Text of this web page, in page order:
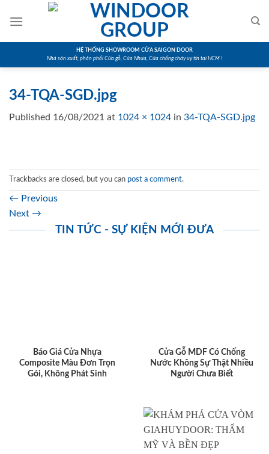
HỆ THỐNG SHOWROOM CỬA SAIGON DOOR
Nhà sản xuất, phân phối Cửa gỗ, Cửa Nhựa, Cửa chống cháy uy tín tại HCM !
34-TQA-SGD.jpg
Published 16/08/2021 at 1024 × 1024 in 34-TQA-SGD.jpg
Trackbacks are closed, but you can post a comment.
← Previous
Next →
TIN TỨC - SỰ KIỆN MỚI ĐƯA
Báo Giá Cửa Nhựa
Composite Màu Đơn Trọn
Gói, Không Phát Sinh
Cửa Gỗ MDF Có Chống
Nước Không Sự Thật Nhiều
Người Chưa Biết